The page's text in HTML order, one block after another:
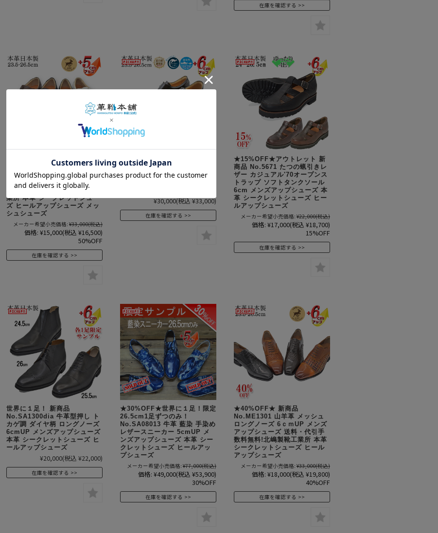
在庫を確認する
★50%OFF★ 新商品 在庫限り
No.ME994 山羊革メッシュ レ
ザー アップ スニーカー 5cm
メンズアップシューズ 送料無
料 代引手数料無料 北嶋製靴工
業所 本革 シークレットシュー
ズ ヒールアップシューズ メッ
シュシューズ
メーカー希望小売価格: ¥33,000(税込)
価格: ¥15,000(税込 ¥16,500)
50%OFF
在庫を確認する
新商品 No.1375 カンガルー革
メッシュモンク 6ｃｍメンズア
ップシューズ 北嶋製靴工業所
本革シークレットシューズ ヒ
¥30,000(税込 ¥33,000)
在庫を確認する
★15%OFF★アウトレット 新
商品 No.5671 たつの蝋引きレ
ザー カジュアル'70オープンス
トラップ ソフトタンクソール
6cm メンズアップシューズ 本
革 シークレットシューズ ヒー
ルアップシューズ
メーカー希望小売価格: ¥22,000(税込)
価格: ¥17,000(税込 ¥18,700)
15%OFF
在庫を確認する
世界に１足！ 新商品
No.SA1300dia 牛革型押し ト
カゲ調 ダイヤ柄 ロングノーズ
6cmUP メンズアップシューズ
本革 シークレットシューズ ヒ
ールアップシューズ
¥20,000(税込 ¥22,000)
在庫を確認する
★30%OFF★世界に１足！限定
26.5cm1足ずつのみ！
No.SA08013 牛革 藍染 手染め
レザースニーカー 5cmUP メ
ンズアップシューズ 本革 シー
クレットシューズ ヒールアッ
プシューズ
メーカー希望小売価格: ¥77,000(税込)
価格: ¥49,000(税込 ¥53,900)
30%OFF
在庫を確認する
★40%OFF★ 新商品
No.ME1301 山羊革 メッシュ
ロングノーズ 6ｃｍUP メンズ
アップシューズ 送料・代引手
数料無料!北嶋製靴工業所 本革
シークレットシューズ ヒール
アップシューズ
メーカー希望小売価格: ¥33,000(税込)
価格: ¥18,000(税込 ¥19,800)
40%OFF
在庫を確認する